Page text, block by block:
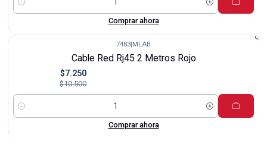
Cantidad
Comprar ahora
7483|MLAB
Cable Red Rj45 2 Metros Rojo
$7.250
$10.500
Cantidad
Comprar ahora